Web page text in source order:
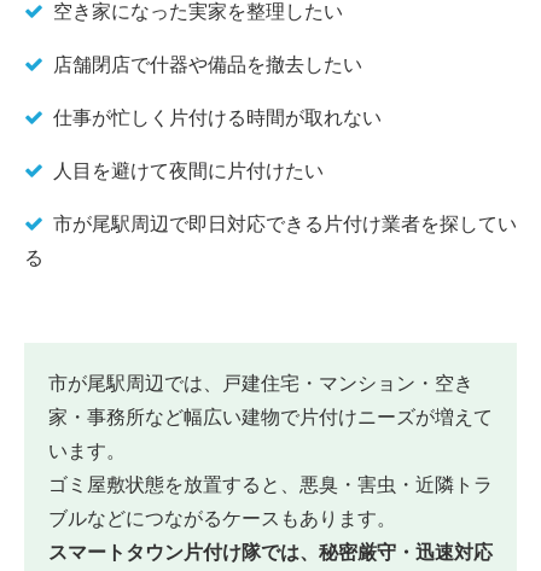
空き家になった実家を整理したい
店舗閉店で什器や備品を撤去したい
仕事が忙しく片付ける時間が取れない
人目を避けて夜間に片付けたい
市が尾駅周辺で即日対応できる片付け業者を探してい
る
市が尾駅周辺では、戸建住宅・マンション・空き
家・事務所など幅広い建物で片付けニーズが増えて
います。
ゴミ屋敷状態を放置すると、悪臭・害虫・近隣トラ
ブルなどにつながるケースもあります。
スマートタウン片付け隊では、秘密厳守・迅速対応